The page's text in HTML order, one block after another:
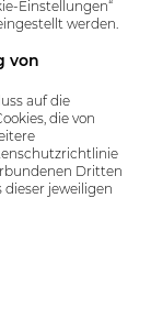
Einstellungen“
werden.
von
auf die
die von
Dritten
dieser jeweiligen